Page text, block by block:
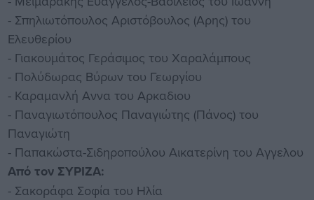
- Σπηλιωτόπουλος Αριστόβουλος (Αρης) του
Ελευθερίου
- Γιακουμάτος Γεράσιμος του Χαραλάμπους
- Πολύδωρας Βύρων του Γεωργίου
- Καραμανλή Αννα του Αρκαδιου
- Παναγιωτόπουλος Παναγιώτης (Πάνος) του
Παναγιώτη
- Παπακώστα-Σιδηροπούλου Αικατερίνη του Αγγελου
Από τον ΣΥΡΙΖΑ:
- Σακοράφα Σοφία του Ηλία